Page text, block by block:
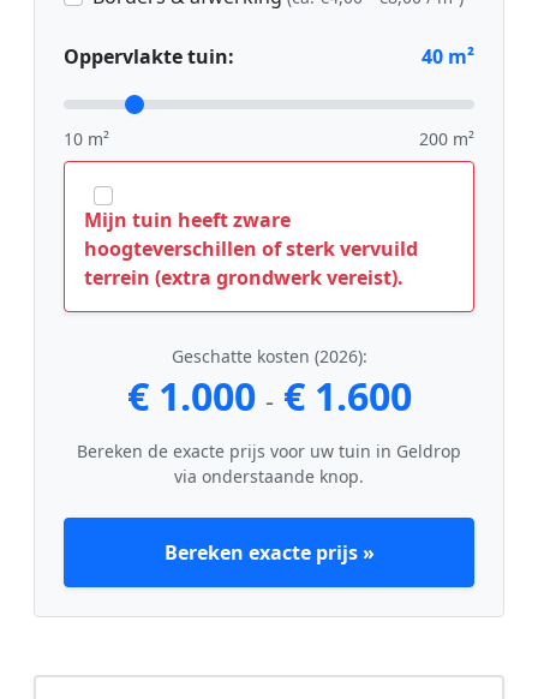
Oppervlakte tuin: 40 m²
10 m² 200 m²
Mijn tuin heeft zware
hoogteverschillen of sterk vervuild
terrein (extra grondwerk vereist).
Geschatte kosten (2026):
€ 1.000 - € 1.600
Bereken de exacte prijs voor uw tuin in Geldrop
via onderstaande knop.
Bereken exacte prijs »